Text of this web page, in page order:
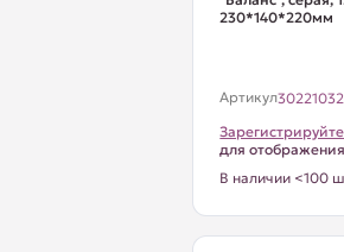
230*140*220мм
Артикул30221032
для
В наличии <100